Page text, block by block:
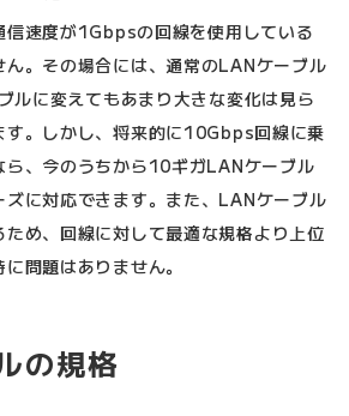
信速度が1Gbpsの回線を使用している
ん。その場合には、通常のLANケーブル
ルに変えてもあまり大きな変化は見ら
す。しかし、将来的に10Gbps回線に乗
ら、今のうちから10ギガLANケーブル
ズに対応できます。また、LANケーブル
め、回線に対して最適な規格より上位
問題はありません。
の規格